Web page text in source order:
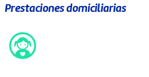
Prestaciones domiciliarias